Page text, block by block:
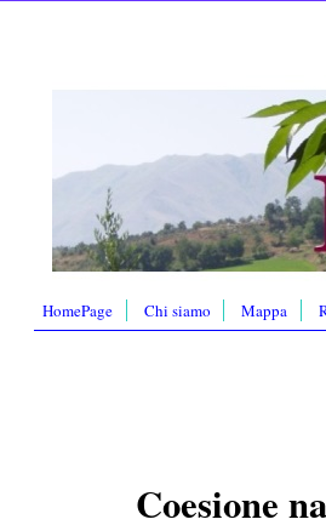
HomePage Chi siamo Mappa
Coesione